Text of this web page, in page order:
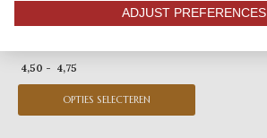
Eigen aantallen
4,50 - 4,75
OPTIES SELECTEREN
ADJUST PREFERENCES